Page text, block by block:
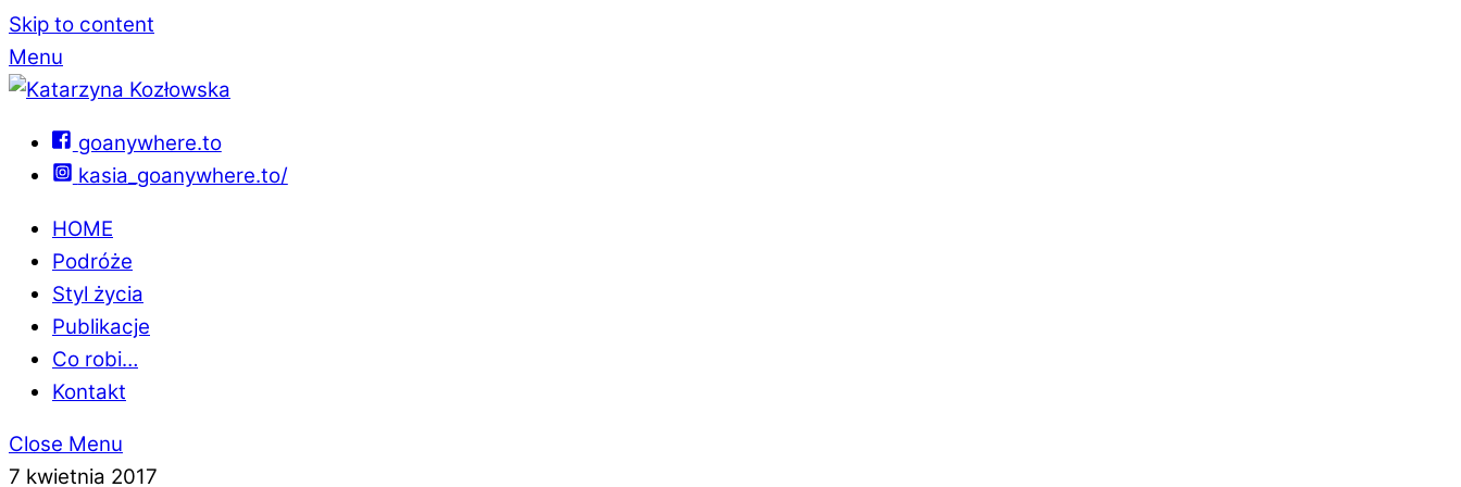
Skip to content
Menu
goanywhere.to
kasia_goanywhere.to/
HOME
Podróże
Styl życia
Publikacje
Co robi…
Kontakt
Close Menu
7 kwietnia 2017